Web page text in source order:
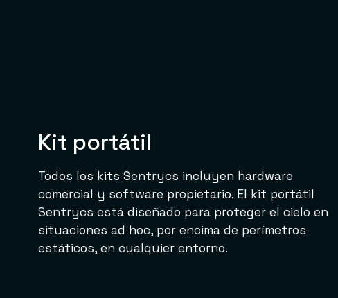
Kit portátil
Todos los kits Sentrycs incluyen hardware
comercial y software propietario. El kit portátil
Sentrycs está diseñado para proteger el cielo en
situaciones ad hoc, por encima de perímetros
estáticos, en cualquier entorno.